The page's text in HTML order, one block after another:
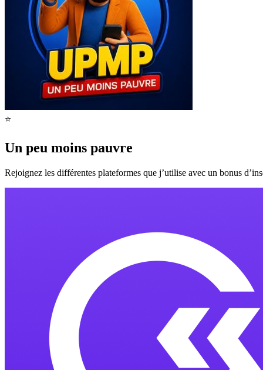
⭐️
Un peu moins pauvre
Rejoignez les différentes plateformes que j’utilise avec un bonus